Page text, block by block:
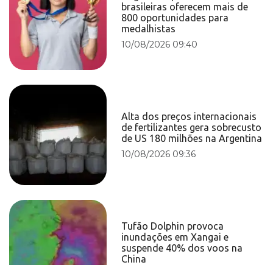
brasileiras oferecem mais de
800 oportunidades para
medalhistas
10/08/2026 09:40
Alta dos preços internacionais
de fertilizantes gera sobrecusto
de US 180 milhões na Argentina
10/08/2026 09:36
Tufão Dolphin provoca
inundações em Xangai e
suspende 40% dos voos na
China